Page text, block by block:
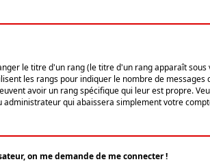
le titre d'un rang (le titre d'un rang apparaît
les rangs pour indiquer le nombre de
avoir un rang spécifique qui leur est propre.
qui abaissera simplement votre
on me demande de me connecter !